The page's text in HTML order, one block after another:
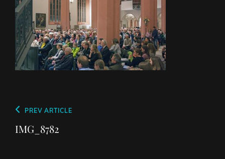
Beitragsnavigation
Previous
Post
PREV ARTICLE
IMG_8782